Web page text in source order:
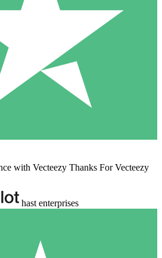
with Vecteezy Thanks For Vecteezy
hast enterprises